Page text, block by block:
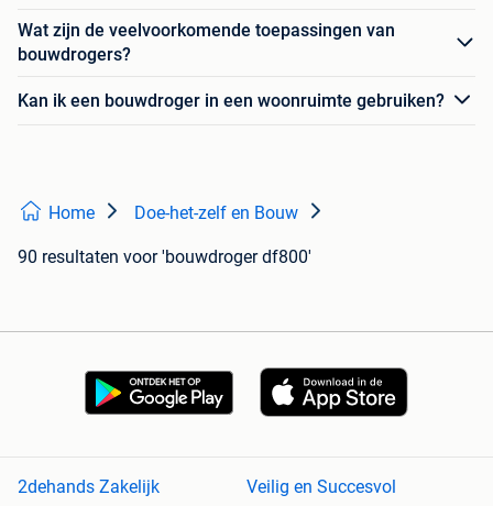
Wat zijn de veelvoorkomende toepassingen van
bouwdrogers?
Kan ik een bouwdroger in een woonruimte gebruiken?
Home Doe-het-zelf en Bouw
90 resultaten voor 'bouwdroger df800'
2dehands Zakelijk Veilig en Succesvol